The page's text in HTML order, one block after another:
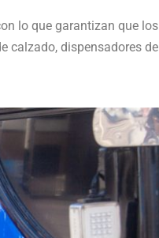
lo que garantizan que los
calzado, dispensadores de